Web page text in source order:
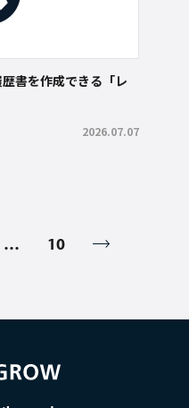
書を作成できる「レ
2026.07.07
… 10